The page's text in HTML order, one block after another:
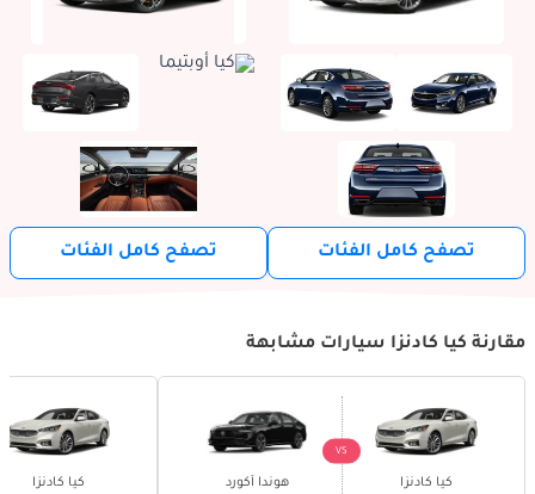
تصفح كامل الفئات تصفح كامل الفئات
مقارنة كيا كادنزا سيارات مشابهة
كيا كادنزا
VS
هوندا أكورد كيا كادنزا